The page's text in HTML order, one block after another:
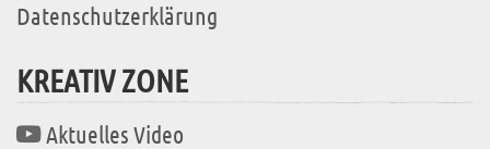
Datenschutzerklärung
KREATIV ZONE
Aktuelles Video